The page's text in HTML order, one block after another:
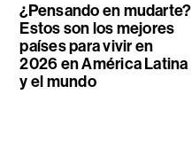
¿Pensando en mudarte?
Estos son los mejores
países para vivir en
2026 en América Latina
y el mundo